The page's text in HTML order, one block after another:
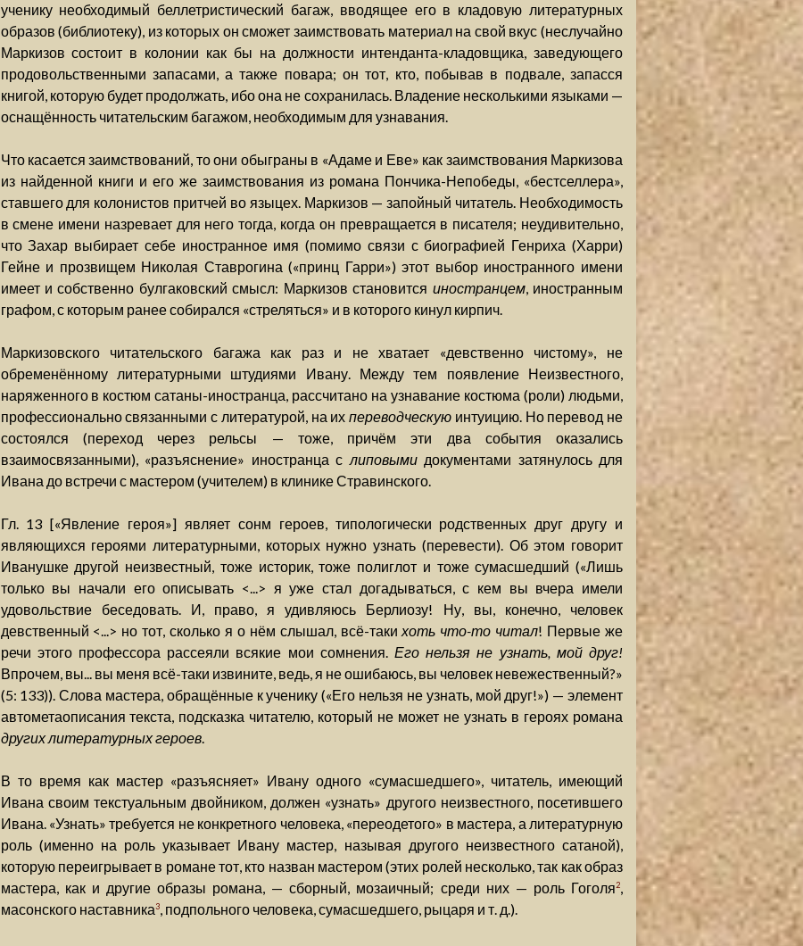
ученику необходимый беллетристический багаж, вводящее его в кладовую литературных
образов (библиотеку), из которых он сможет заимствовать материал на свой вкус (неслучайно
Маркизов состоит в колонии как бы на должности интенданта-кладовщика, заведующего
продовольственными запасами, а также повара; он тот, кто, побывав в подвале, запасся
книгой, которую будет продолжать, ибо она не сохранилась. Владение несколькими языками —
оснащённость читательским багажом, необходимым для узнавания.
Что касается заимствований, то они обыграны в «Адаме и Еве» как заимствования Маркизова
из найденной книги и его же заимствования из романа Пончика-Непобеды, «бестселлера»,
ставшего для колонистов притчей во языцех. Маркизов — запойный читатель. Необходимость
в смене имени назревает для него тогда, когда он превращается в писателя; неудивительно,
что Захар выбирает себе иностранное имя (помимо связи с биографией Генриха (Харри)
Гейне и прозвищем Николая Ставрогина («принц Гарри») этот выбор иностранного имени
имеет и собственно булгаковский смысл: Маркизов становится иностранцем, иностранным
графом, с которым ранее собирался «стреляться» и в которого кинул кирпич.
Маркизовского читательского багажа как раз и не хватает «девственно чистому», не
обременённому литературными штудиями Ивану. Между тем появление Неизвестного,
наряженного в костюм сатаны-иностранца, рассчитано на узнавание костюма (роли) людьми,
профессионально связанными с литературой, на их переводческую интуицию. Но перевод не
состоялся (переход через рельсы — тоже, причём эти два события оказались
взаимосвязанными), «разъяснение» иностранца с липовымидокументами затянулось для
Ивана до встречи с мастером (учителем) в клинике Стравинского.
Гл. 13 [«Явление героя»] являет сонм героев, типологически родственных друг другу и
являющихся героями литературными, которых нужно узнать (перевести). Об этом говорит
Иванушке другой неизвестный, тоже историк, тоже полиглот и тоже сумасшедший («Лишь
только вы начали его описывать <...> я уже стал догадываться, с кем вы вчера имели
удовольствие беседовать. И, право, я удивляюсь Берлиозу! Ну, вы, конечно, человек
девственный <...> но тот, сколько я о нём слышал, всё-такихоть что-то читал! Первые же
речи этого профессора рассеяли всякие мои сомнения. Его нельзя не узнать, мой друг!
Впрочем, вы... вы меня всё-таки извините, ведь, я не ошибаюсь, вы человек невежественный?»
(5: 133)). Слова мастера, обращённые к ученику («Его нельзя не узнать, мой друг!») — элемент
автометаописания текста, подсказка читателю, который не может не узнать в героях романа
других литературных героев.
В то время как мастер «разъясняет» Ивану одного «сумасшедшего», читатель, имеющий
Ивана своим текстуальным двойником, должен «узнать» другого неизвестного, посетившего
Ивана. «Узнать» требуется не конкретного человека, «переодетого» в мастера, а литературную
роль (именно на роль указывает Ивану мастер, называя другого неизвестного сатаной),
которую переигрывает в романе тот, кто назван мастером (этих ролей несколько, так как образ
мастера, как и другие образы романа, — сборный, мозаичный; среди них — роль Гоголя2,
масонского наставника3, подпольного человека, сумасшедшего, рыцаря и т. д.).